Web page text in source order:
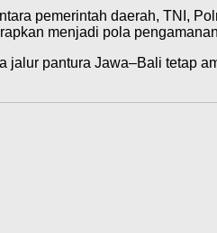
pemerintah daerah, TNI,
menjadi pola
pantura Jawa–Bali tetap